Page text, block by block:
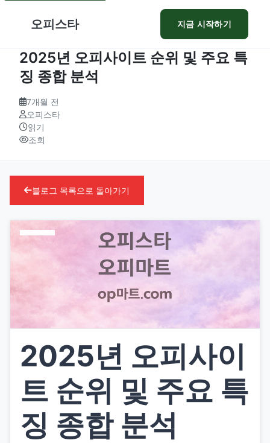
오피스타 지금 시작하기
2025년 오피사이트 순위 및 주요 특
징 종합 분석
7개월 전
오피스타
읽기
조회
블로그 목록으로 돌아가기
2025년 오피사이
트 순위 및 주요 특
징 종합 분석